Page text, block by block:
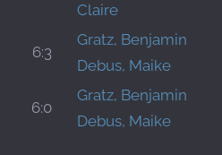
Claire
6:3
Gratz, Benjamin
Debus, Maike
6:0
Gratz, Benjamin
Debus, Maike